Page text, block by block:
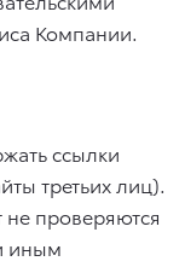
Компании.
ссылки
третьих лиц).
не проверяются
иным